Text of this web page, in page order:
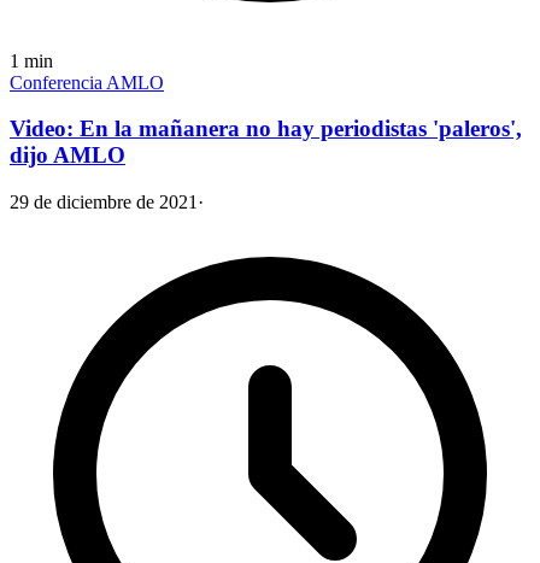
1 min
Conferencia AMLO
Video: En la mañanera no hay periodistas 'paleros',
dijo AMLO
29 de diciembre de 2021 ·